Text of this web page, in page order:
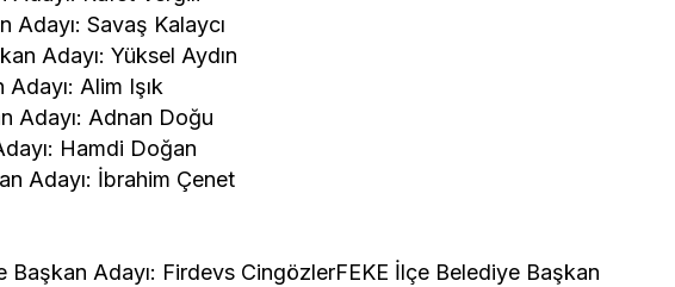
Adayı: Savaş Kalaycı
Adayı: Yüksel Aydın
Alim Işık
Adayı: Adnan Doğu
Hamdi Doğan
Adayı: İbrahim Çenet
Başkan Adayı: Firdevs CingözlerFEKE İlçe Belediye Başkan